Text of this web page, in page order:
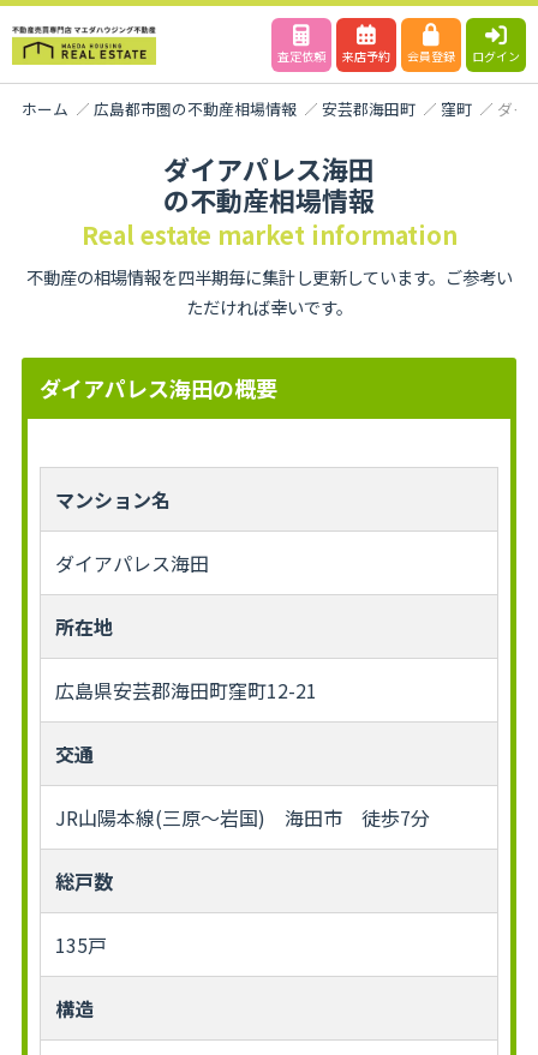
査定依頼 来店予約 会員登録 ログイン
ホーム 広島都市圏の不動産相場情報 安芸郡海田町 窪町 ダイ
ダイアパレス海田
の不動産相場情報
Real estate market information
不動産の相場情報を四半期毎に集計し更新しています。ご参考い
ただければ幸いです。
ダイアパレス海田の概要
マンション名
ダイアパレス海田
所在地
広島県安芸郡海田町窪町12-21
交通
JR山陽本線(三原～岩国) 海田市 徒歩7分
総戸数
135戸
構造